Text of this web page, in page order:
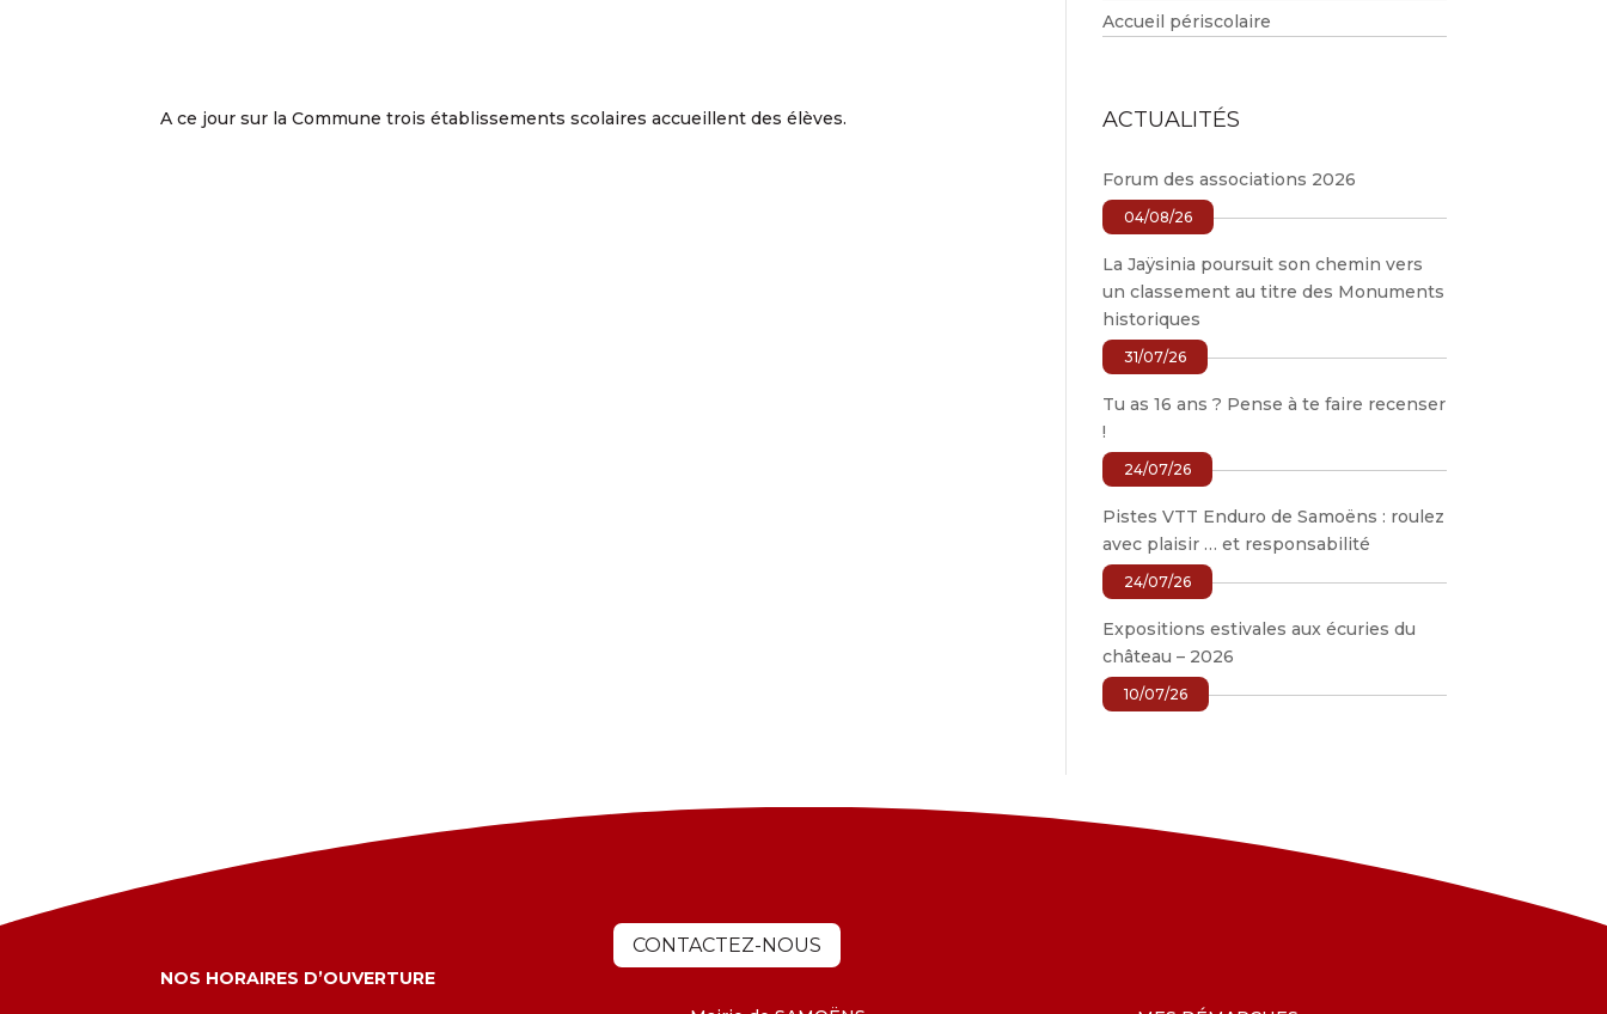
A ce jour sur la Commune trois établissements scolaires accueillent des élèves.
Accueil périscolaire
ACTUALITÉS
Forum des associations 2026
04/08/26
La Jaÿsinia poursuit son chemin vers
un classement au titre des Monuments
historiques
31/07/26
Tu as 16 ans ? Pense à te faire recenser
!
24/07/26
Pistes VTT Enduro de Samoëns : roulez
avec plaisir … et responsabilité
24/07/26
Expositions estivales aux écuries du
château – 2026
10/07/26
NOS HORAIRES D’OUVERTURE
CONTACTEZ-NOUS